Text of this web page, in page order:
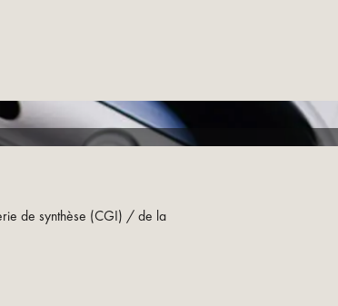
de synthèse (CGI) / de la